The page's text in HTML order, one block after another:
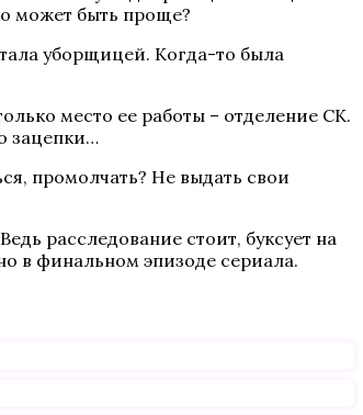
может быть проще?
уборщицей. Когда-то была
место ее работы – отделение СК.
зацепки…
промолчать? Не выдать свои
расследование стоит, буксует на
в финальном эпизоде сериала.